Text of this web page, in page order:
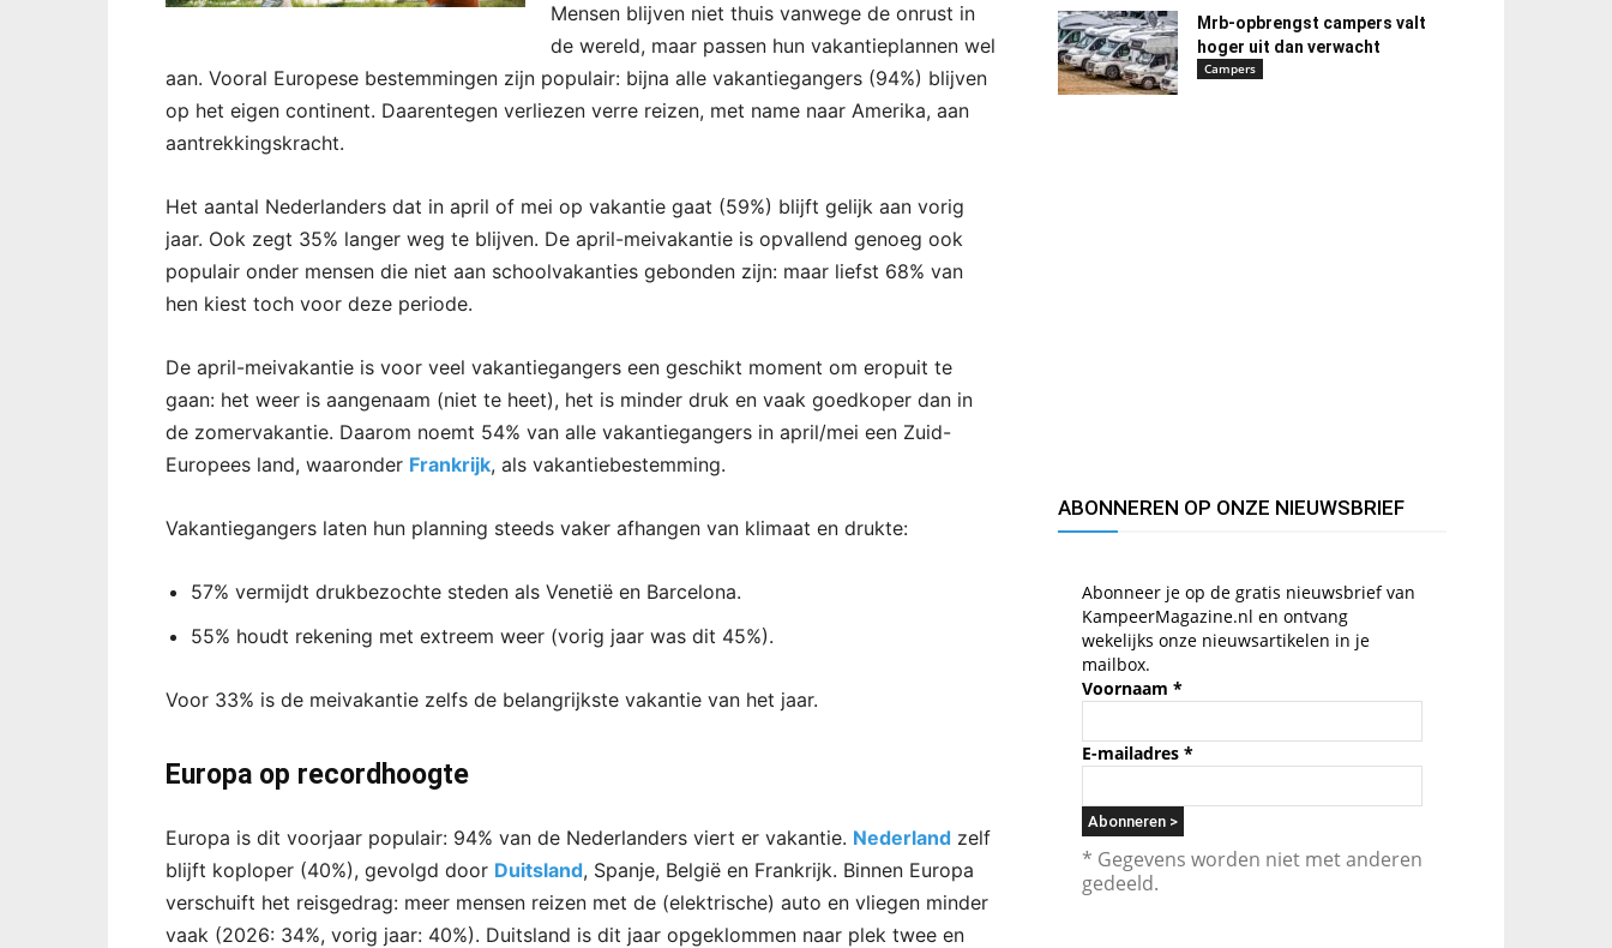
Mensen blijven niet thuis vanwege de onrust in
de wereld, maar passen hun vakantieplannen wel
aan. Vooral Europese bestemmingen zijn populair: bijna alle vakantiegangers (94%) blijven
op het eigen continent. Daarentegen verliezen verre reizen, met name naar Amerika, aan
aantrekkingskracht.
Het aantal Nederlanders dat in april of mei op vakantie gaat (59%) blijft gelijk aan vorig
jaar. Ook zegt 35% langer weg te blijven. De april-meivakantie is opvallend genoeg ook
populair onder mensen die niet aan schoolvakanties gebonden zijn: maar liefst 68% van
hen kiest toch voor deze periode.
De april-meivakantie is voor veel vakantiegangers een geschikt moment om eropuit te
gaan: het weer is aangenaam (niet te heet), het is minder druk en vaak goedkoper dan in
de zomervakantie. Daarom noemt 54% van alle vakantiegangers in april/mei een Zuid-
Europees land, waaronder Frankrijk, als vakantiebestemming.
Vakantiegangers laten hun planning steeds vaker afhangen van klimaat en drukte:
57% vermijdt drukbezochte steden als Venetië en Barcelona.
55% houdt rekening met extreem weer (vorig jaar was dit 45%).
Voor 33% is de meivakantie zelfs de belangrijkste vakantie van het jaar.
Europa op recordhoogte
Europa is dit voorjaar populair: 94% van de Nederlanders viert er vakantie. Nederland zelf
blijft koploper (40%), gevolgd door Duitsland, Spanje, België en Frankrijk. Binnen Europa
verschuift het reisgedrag: meer mensen reizen met de (elektrische) auto en vliegen minder
vaak (2026: 34%, vorig jaar: 40%). Duitsland is dit jaar opgeklommen naar plek twee en
Mrb-opbrengst campers valt
hoger uit dan verwacht
Campers
ABONNEREN OP ONZE NIEUWSBRIEF
Abonneer je op de gratis nieuwsbrief van
KampeerMagazine.nl en ontvang
wekelijks onze nieuwsartikelen in je
mailbox.
Voornaam *
E-mailadres *
* Gegevens worden niet met anderen
gedeeld.